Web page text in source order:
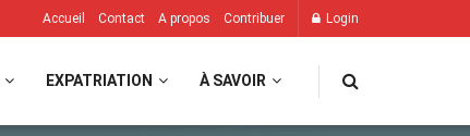
Accueil Contact A propos Contribuer Login
EXPATRIATION À SAVOIR